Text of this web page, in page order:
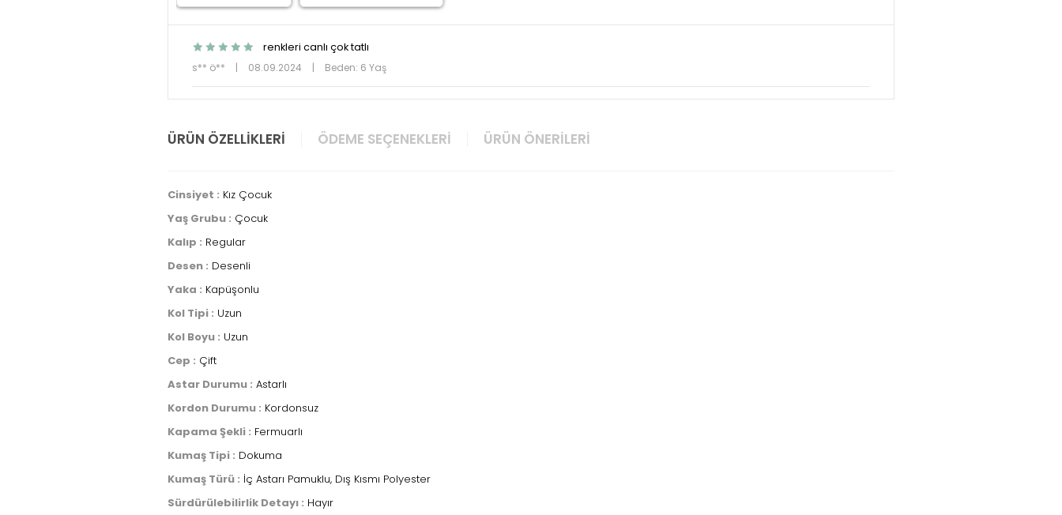
renkleri canlı çok tatlı
s** ö**
| 08.09.2024 | Beden: 6 Yaş
ÜRÜN ÖZELLIKLERI ÖDEME SEÇENEKLERI ÜRÜN ÖNERILERI
Cinsiyet : Kız Çocuk
Yaş Grubu : Çocuk
Kalıp : Regular
Desen : Desenli
Yaka : Kapüşonlu
Kol Tipi : Uzun
Kol Boyu : Uzun
Cep : Çift
Astar Durumu : Astarlı
Kordon Durumu : Kordonsuz
Kapama Şekli : Fermuarlı
Kumaş Tipi : Dokuma
Kumaş Türü : İç Astarı Pamuklu, Dış Kısmı Polyester
Sürdürülebilirlik Detayı : Hayır